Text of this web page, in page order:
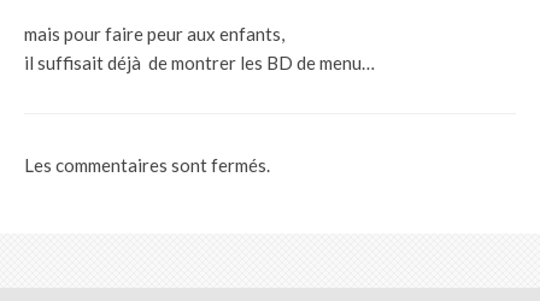
mais pour faire peur aux enfants,
il suffisait déjà de montrer les BD de menu…
Les commentaires sont fermés.